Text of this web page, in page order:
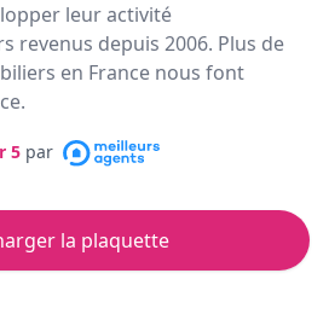
leur activité
revenus depuis 2006. Plus de
en France nous font
5 par
la plaquette